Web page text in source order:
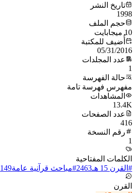
تاريخ النشر
1998
حجم الملف
10 ميجابايت
أُضيف للمكتبة
05/31/2016
عدد المجلدات
1
حالة الفهرسة
مفهرس فهرسة تامة
المشاهدات
13.4K
عدد الصفحات
416
رقم النسخة
1
الكلمات المفتاحية
# القرن 15 هـ 2463
#مباحث قرآنية عامة149
القرن